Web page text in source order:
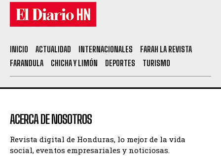
INICIO ACTUALIDAD INTERNACIONALES
FARAH LA REVISTA
FARANDULA
CHICHA Y LIMÓN DEPORTES TURISMO
ACERCA DE NOSOTROS
Revista digital de Honduras, lo mejor de la vida
social, eventos empresariales y noticiosas.